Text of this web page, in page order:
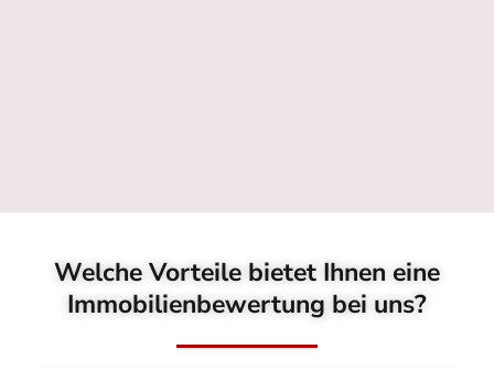
Welche Vorteile bietet Ihnen eine
Immobilienbewertung bei uns?